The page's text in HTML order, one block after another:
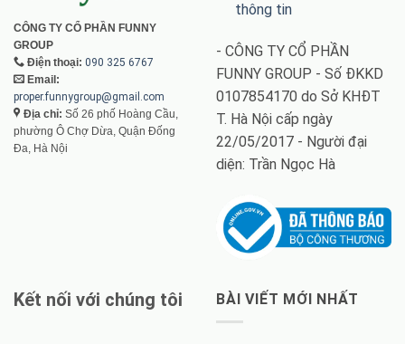
CÔNG TY CỔ PHẦN FUNNY
GROUP
Điện thoại: 090 325 6767
Email:
proper.funnygroup@gmail.com
Địa chỉ: Số 26 phố Hoàng Cầu,
phường Ô Chợ Dừa, Quận Đống
Đa, Hà Nội
thông tin
- CÔNG TY CỔ PHẦN
FUNNY GROUP - Số ĐKKD
0107854170 do Sở KHĐT
T. Hà Nội cấp ngày
22/05/2017 - Người đại
diện: Trần Ngọc Hà
Kết nối với chúng tôi BÀI VIẾT MỚI NHẤT